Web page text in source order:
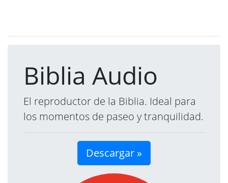
Biblia Audio
El reproductor de la Biblia. Ideal para
los momentos de paseo y tranquilidad.
Descargar »